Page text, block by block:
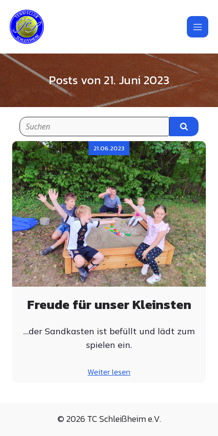
Posts von 21. Juni 2023
21.06.2023
Freude für unser Kleinsten
…der Sandkasten ist befüllt und lädt zum
spielen ein.
Weiter lesen
© 2026 TC Schleißheim e.V.